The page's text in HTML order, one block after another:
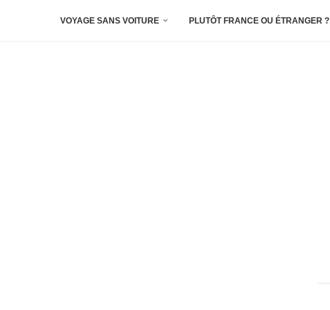
VOYAGE SANS VOITURE PLUTÔT FRANCE OU ÉTRANGER ?